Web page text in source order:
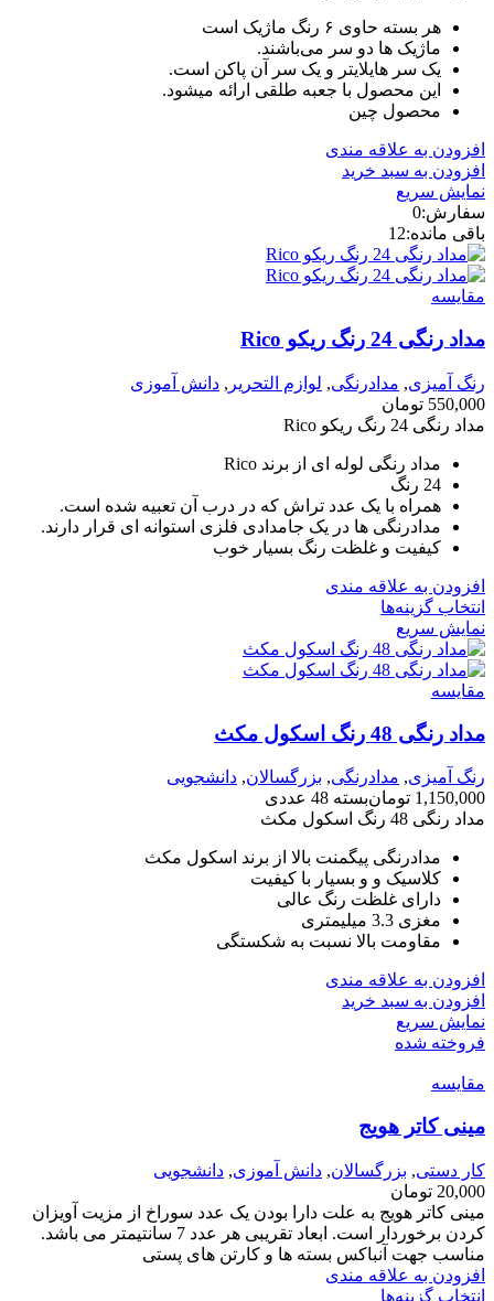
هر بسته حاوی ۶ رنگ ماژیک است
ماژیک ها دو سر می‌باشند.
یک سر هایلایتر و یک سر آن پاکن است.
این محصول با جعبه طلقی ارائه میشود.
محصول چین
افزودن به علاقه مندی
افزودن به سبد خرید
نمایش سریع
سفارش:0
باقی مانده:12
مقايسه
مداد رنگی 24 رنگ ریکو Rico
رنگ آمیزی, مدادرنگی, لوازم التحریر , دانش آموزی
550,000 تومان
مداد رنگی 24 رنگ ریکو Rico
مداد رنگی لوله ای از برند Rico
24 رنگ
همراه با یک عدد تراش که در درب آن تعبیه شده است.
مدادرنگی ها در یک جامدادی فلزی استوانه ای قرار دارند.
کیفیت و غلظت رنگ بسیار خوب
افزودن به علاقه مندی
انتخاب گزینه‌ها
نمایش سریع
مقايسه
مداد رنگی 48 رنگ اسکول مکث
رنگ آمیزی, مدادرنگی, بزرگسالان, دانشجویی
1,150,000 تومانبسته 48 عددی
مداد رنگی 48 رنگ اسکول مکث
مدادرنگی پیگمنت بالا از برند اسکول مکث
کلاسیک و و بسیار با کیفیت
دارای غلظت رنگ عالی
مغزی 3.3 میلیمتری
مقاومت بالا نسبت به شکستگی
افزودن به علاقه مندی
افزودن به سبد خرید
نمایش سریع
فروخته شده
مقايسه
مینی کاتر هویج
کار دستی, بزرگسالان, دانش آموزی, دانشجویی
20,000 تومان
مینی کاتر هویج به علت دارا بودن یک عدد سوراخ از مزیت آویزان
کردن برخوردار است. ابعاد تقریبی هر عدد 7 سانتیمتر می باشد.
مناسب جهت آنباکس بسته ها و کارتن های پستی
افزودن به علاقه مندی
انتخاب گزینه‌ها